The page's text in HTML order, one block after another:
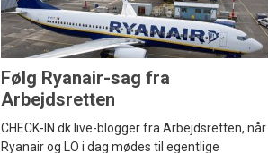
Følg Ryanair-sag fra
Arbejdsretten
CHECK-IN.dk live-blogger fra Arbejdsretten, når
Ryanair og LO i dag mødes til egentlige